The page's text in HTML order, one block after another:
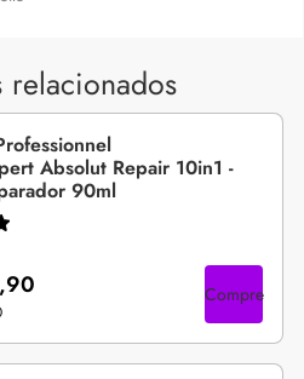
relacionados
Absolut Repair 10in1 -
90ml
Compre